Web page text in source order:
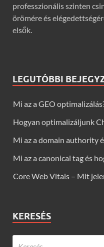
professzionális szinten
örömére és
elsők.
LEGUTÓBBI
Mi az a GEO
Hogyan optimalizáljunk
Mi az a domain authority
Mi az a canonical tag és
Core Web Vitals – Mit
KERESÉS